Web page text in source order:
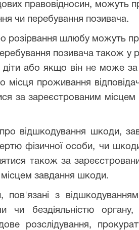
правовідносин, можуть
чи перебування позивача.
шлюбу можуть
позивача також у
діти або якщо він не може
місця проживання
за зареєстрованим
шкоди,
фізичної особи, чи
також за
завдання шкоди.
з відшкодуванням
чи бездіяльністю
розслідування,